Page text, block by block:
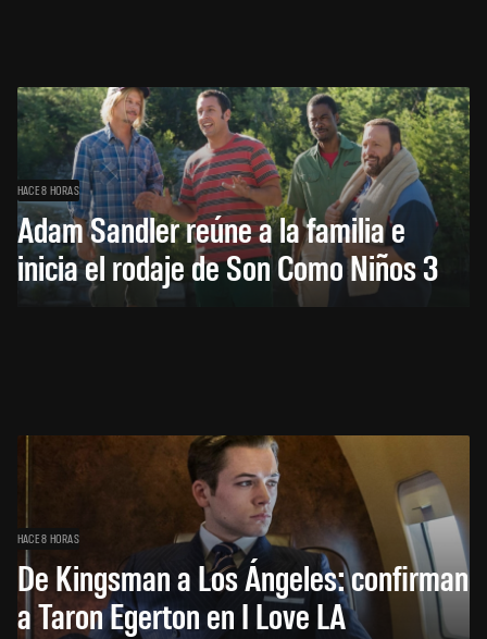
HACE 8 HORAS
Adam Sandler reúne a la familia e
inicia el rodaje de Son Como Niños 3
HACE 8 HORAS
De Kingsman a Los Ángeles: confirman
a Taron Egerton en I Love LA